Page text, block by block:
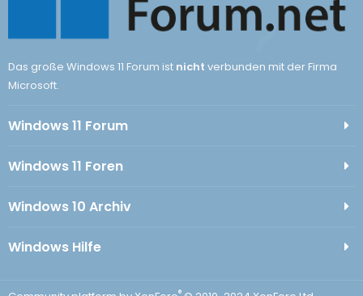
Das große Windows 11 Forum ist nicht verbunden mit der Firma
Microsoft.
Windows 11 Forum
Windows 11 Foren
Windows 10 Archiv
Windows Hilfe
®